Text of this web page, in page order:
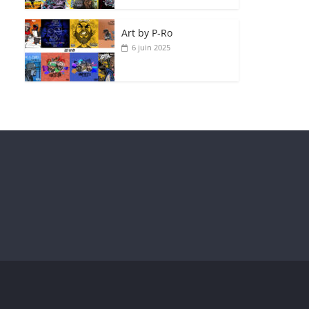
Art by P‑Ro
6 juin 2025